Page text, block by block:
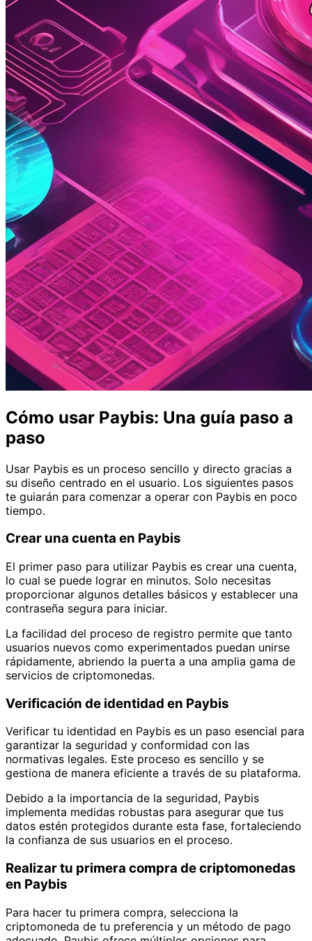
Cómo usar Paybis: Una guía paso a
paso
Usar Paybis es un proceso sencillo y directo gracias a
su diseño centrado en el usuario. Los siguientes pasos
te guiarán para comenzar a operar con Paybis en poco
tiempo.
Crear una cuenta en Paybis
El primer paso para utilizar Paybis es crear una cuenta,
lo cual se puede lograr en minutos. Solo necesitas
proporcionar algunos detalles básicos y establecer una
contraseña segura para iniciar.
La facilidad del proceso de registro permite que tanto
usuarios nuevos como experimentados puedan unirse
rápidamente, abriendo la puerta a una amplia gama de
servicios de criptomonedas.
Verificación de identidad en Paybis
Verificar tu identidad en Paybis es un paso esencial para
garantizar la seguridad y conformidad con las
normativas legales. Este proceso es sencillo y se
gestiona de manera eficiente a través de su plataforma.
Debido a la importancia de la seguridad, Paybis
implementa medidas robustas para asegurar que tus
datos estén protegidos durante esta fase, fortaleciendo
la confianza de sus usuarios en el proceso.
Realizar tu primera compra de criptomonedas
en Paybis
Para hacer tu primera compra, selecciona la
criptomoneda de tu preferencia y un método de pago